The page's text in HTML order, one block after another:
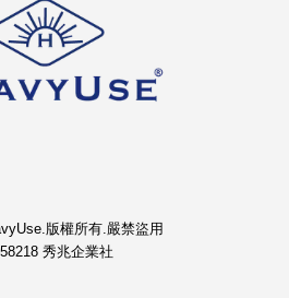
版權所有.嚴禁盜用
秀兆企業社